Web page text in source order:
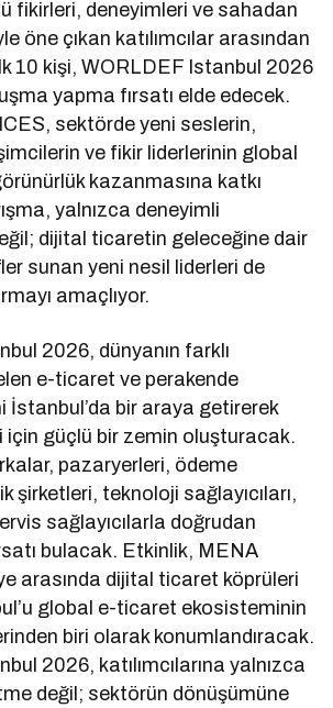
fikirleri, deneyimleri ve sahadan
öne çıkan katılımcılar arasından
10 kişi, WORLDEF Istanbul 2026
yapma fırsatı elde edecek.
sektörde yeni seslerin,
ve fikir liderlerinin global
kazanmasına katkı
yalnızca deneyimli
dijital ticaretin geleceğine dair
sunan yeni nesil liderleri de
amaçlıyor.
2026, dünyanın farklı
e-ticaret ve perakende
İstanbul’da bir araya getirerek
için güçlü bir zemin oluşturacak.
pazaryerleri, ödeme
şirketleri, teknoloji sağlayıcıları,
sağlayıcılarla doğrudan
bulacak. Etkinlik, MENA
arasında dijital ticaret köprüleri
global e-ticaret ekosisteminin
biri olarak konumlandıracak.
2026, katılımcılarına yalnızca
değil; sektörün dönüşümüne